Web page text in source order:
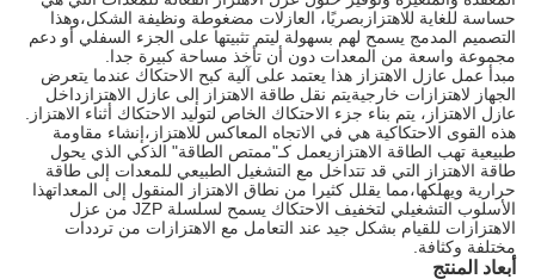
حساسة للغاية للاهتزازبصريًا، العازلات مضغوطة ونظيفة الشكل،وهذا
التصميم المدمج يسمح لهم بسهولة ليتم تثبيتها على الجزء السفلي أو دعم
مجموعة واسعة من المعدات دون أن تأخذ مساحة كبيرة جدا.
مبدأ عمل عازل الاهتزاز هذا يعتمد على آلية كبح الاحتكاك عندما يتعرض
الجهاز لاهتزازات خارجيةيتم نقل طاقة الاهتزاز إلى عازل الاهتزازداخل
عازل الاهتزاز، يتم بناء جزء الاحتكاك الخاص لتوليد الاحتكاك أثناء الاهتزاز.
هذه القوى الاحتكاكية هي في الاتجاه المعاكس للاهتزاز،إنشاء مقاومة
طبيعية تهب الطاقة الاهتزازيعمل كـ"ممتص الطاقة" الذكي الذي يحول
طاقة الاهتزاز التي قد تتداخل مع التشغيل الطبيعي للمعدات إلى طاقة
حرارية ويهلكها،مما يقلل كثيرا من نطاق الاهتزاز المنقول إلى المعداتهذا
الأسلوب التشغيلي لتخفيف الاحتكاك يسمح لسلسلة JZP من عزل
الاهتزازات للقيام بشكل جيد عند التعامل مع الاهتزازات من ترددات
مختلفة وكثافة.
أبعاد المنتج